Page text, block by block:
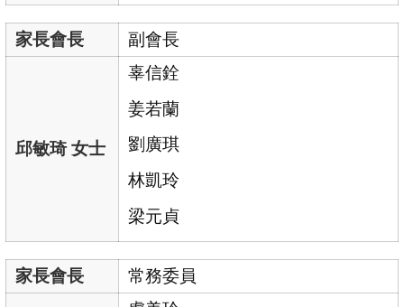
家長會長 副會長
邱敏琦 女士
辜信銓
姜若蘭
劉廣琪
林凱玲
梁元貞
家長會長 常務委員